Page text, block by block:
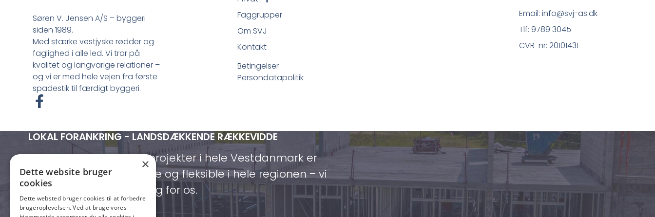
Søren V. Jensen A/S – byggeri
siden 1989.
Med stærke vestjyske rødder og
faglighed i alle led. Vi tror på
kvalitet og langvarige relationer –
og vi er med hele vejen fra første
spadestik til færdigt byggeri.
F
c
e
b
o
o
k
-
Faggrupper
Om SVJ
Kontakt
Betingelser
Persondatapolitik
Email: info@svj-as.dk
Tlf: 9789 3045
CVR-nr: 20101431
LOKAL FORANKRING - LANDSDÆKKENDE RÆKKEVIDDE
Med base i Lemvig og projekter i hele Vestdanmark er
vi både lokalt forankrede og fleksible i hele regionen – vi
kommer, når du har brug for os.
×
Dette website bruger
cookies
Dette websted bruger cookies til at forbedre
brugeroplevelsen. Ved at bruge vores